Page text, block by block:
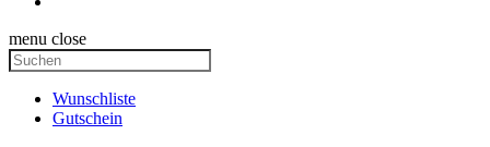
menu close
Wunschliste
Gutschein